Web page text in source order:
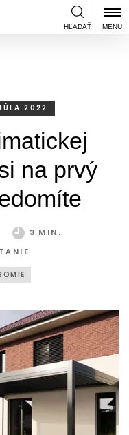
HĽADAŤ MENU
2022
na prvý
3 MIN.